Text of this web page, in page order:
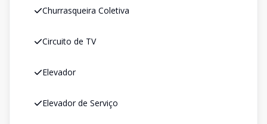
Churrasqueira Coletiva
Circuito de TV
Elevador
Elevador de Serviço